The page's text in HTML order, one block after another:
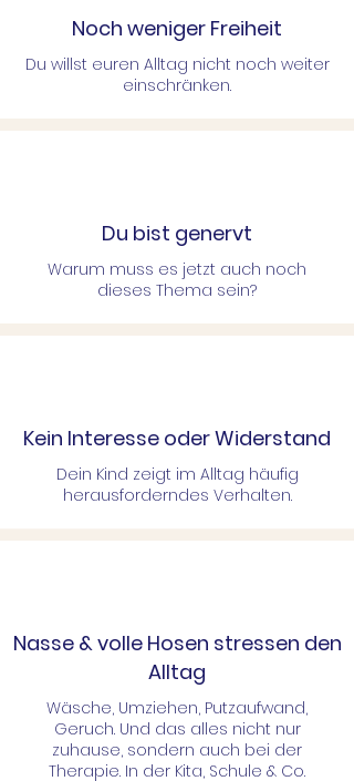
Noch weniger Freiheit
Du willst euren Alltag nicht noch weiter
einschränken.
Du bist genervt
Warum muss es jetzt auch noch
dieses Thema sein?
Kein Interesse oder Widerstand
Dein Kind zeigt im Alltag häufig
herausforderndes Verhalten.
Nasse & volle Hosen stressen den
Alltag
Wäsche, Umziehen, Putzaufwand,
Geruch. Und das alles nicht nur
zuhause, sondern auch bei der
Therapie. In der Kita, Schule & Co.